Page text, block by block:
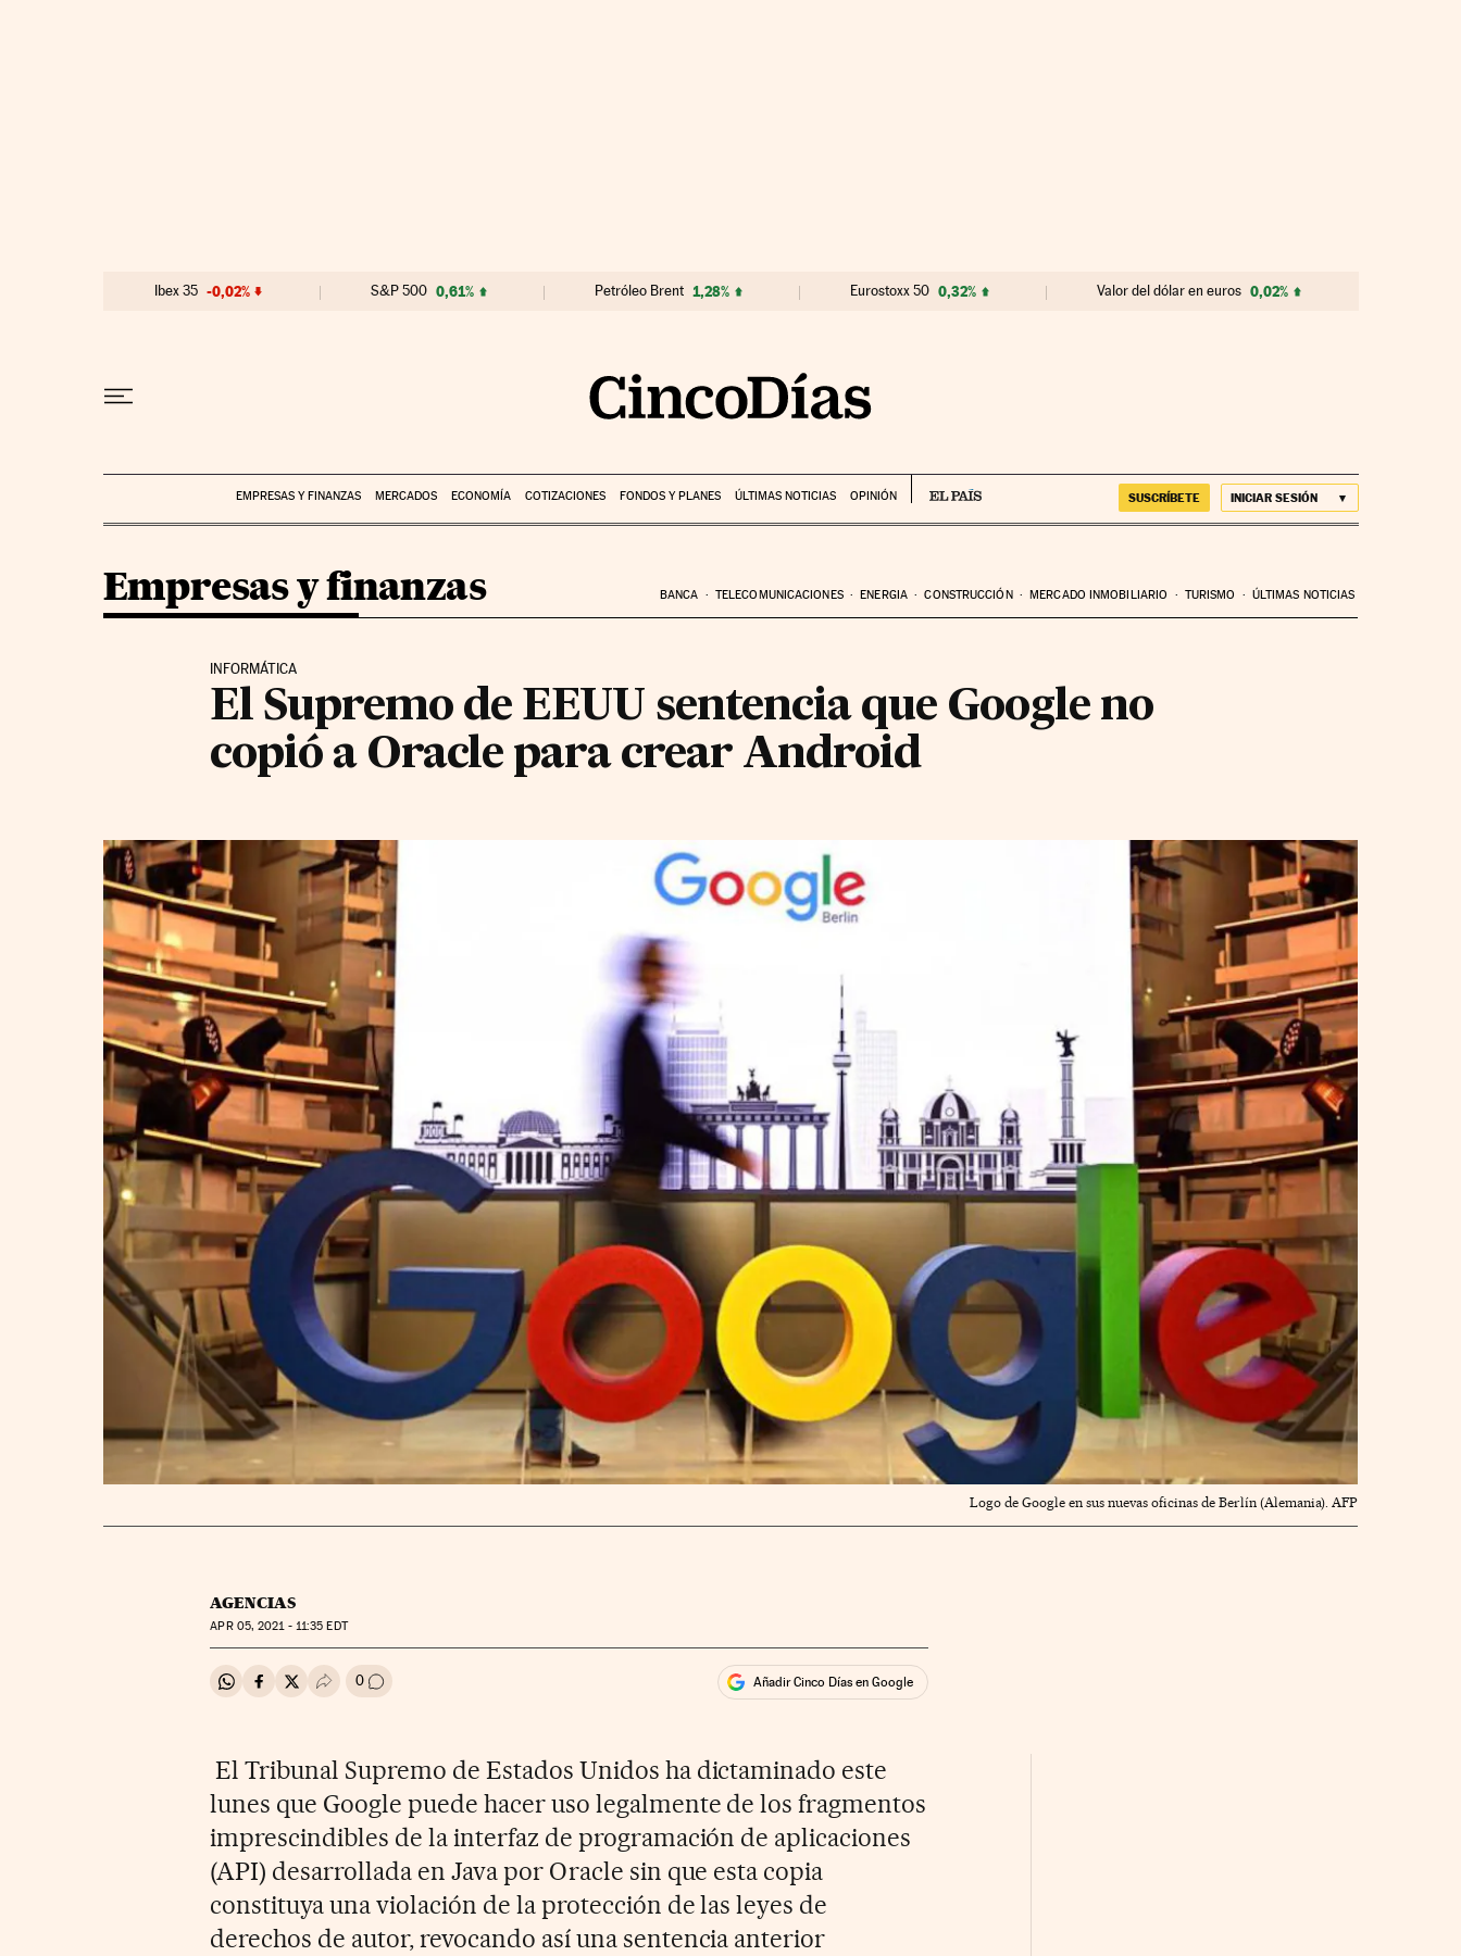
Ibex 35 -0,02% S&P 500 0,61% Petróleo Brent 1,28% Eurostoxx 50 0,32% Valor del dólar en euros 0,02%
EMPRESAS Y FINANZAS MERCADOS ECONOMÍA COTIZACIONES FONDOS Y PLANES ÚLTIMAS NOTICIAS OPINIÓN SUSCRÍBETE INICIAR SESIÓN
Empresas y finanzas BANCA TELECOMUNICACIONES ENERGIA CONSTRUCCIÓN MERCADO INMOBILIARIO TURISMO ÚLTIMAS NOTICIAS
INFORMÁTICA
El Supremo de EEUU sentencia que Google no
copió a Oracle para crear Android
Logo de Google en sus nuevas oficinas de Berlín (Alemania). AFP
AGENCIAS
APR05, 2021 - 11:35 EDT
Compartir en Whatsapp
Compartir en Facebook
Compartir en Twitter
Desplegar Redes Sociales
0 Ir a los comentarios Añadir Cinco Días en Google
El Tribunal Supremo de Estados Unidos ha dictaminado este
lunes que Google puede hacer uso legalmente de los fragmentos
imprescindibles de la interfaz de programación de aplicaciones
(API) desarrollada en Java por Oracle sin que esta copia
constituya una violación de la protección de las leyes de
derechos de autor, revocando así una sentencia anterior